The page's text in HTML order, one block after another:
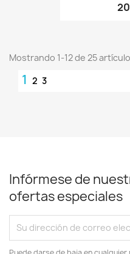
Mostrando 1-12 de 25
1 2 3
Infórmese de
ofertas especiales